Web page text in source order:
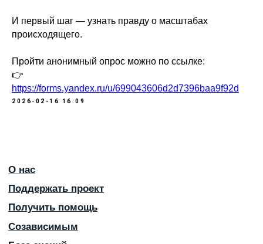
И первый шаг — узнать правду о масштабах
происходящего.
Пройти анонимный опрос можно по ссылке:
👉
https://forms.yandex.ru/u/699043606d2d7396baa9f92d
2026-02-16 16:09